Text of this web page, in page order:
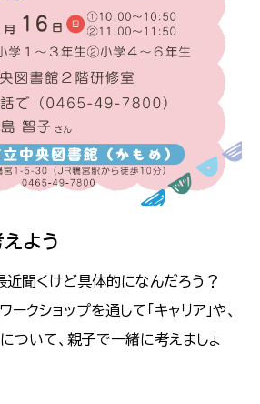
よう
最近聞くけど具体的になんだろう？
クショップを通して「キャリア」や、
について、親子で一緒に考えましょ